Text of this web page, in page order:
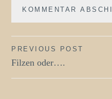
Beitragsnavigation
PREVIOUS POST
Filzen oder….